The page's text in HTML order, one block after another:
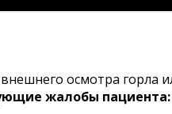
осмотра
жалобы пациента: